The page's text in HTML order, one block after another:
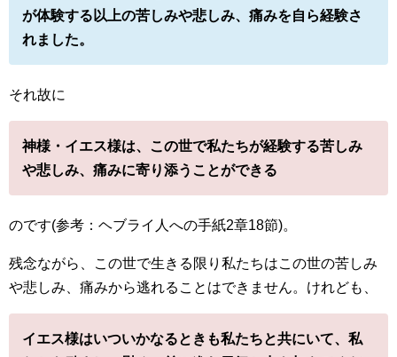
が体験する以上の苦しみや悲しみ、痛みを自ら経験さ
れました。
それ故に
神様・イエス様は、この世で私たちが経験する苦しみ
や悲しみ、痛みに寄り添うことができる
のです(参考：ヘブライ人への手紙2章18節)。
残念ながら、この世で生きる限り私たちはこの世の苦しみ
や悲しみ、痛みから逃れることはできません。けれども、
イエス様はいついかなるときも私たちと共にいて、私